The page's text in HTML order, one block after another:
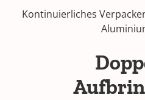
Kontinuierliches